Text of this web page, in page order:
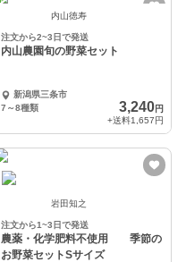
内山徳寿
注文から2~3日で発送
内山農園旬の野菜セット
新潟県三条市
7～8種類
3,240円
+送料1,657円
岩田知之
注文から1~3日で発送
農薬・化学肥料不使用 季節の
お野菜セットSサイズ